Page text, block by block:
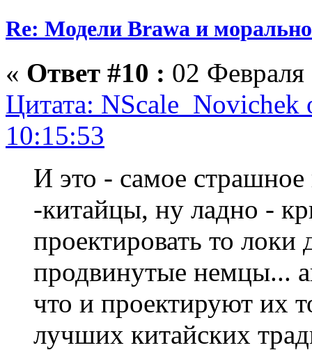
Re: Модели Brawa и
« Ответ #10 : 02
Цитата: NScale_Novichek
10:15:53
И это - самое
-китайцы, ну ладно -
проектировать то
продвинутые немцы...
что и проектируют их
лучших китайских